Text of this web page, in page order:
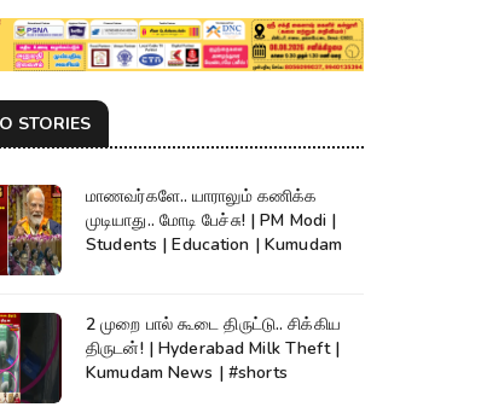
STORIES
மாணவர்களே.. யாராலும் கணிக்க
முடியாது.. மோடி பேச்சு! | PM Modi |
Students | Education | Kumudam
2 முறை பால் கூடை திருட்டு.. சிக்கிய
திருடன்! | Hyderabad Milk Theft |
Kumudam News | #shorts